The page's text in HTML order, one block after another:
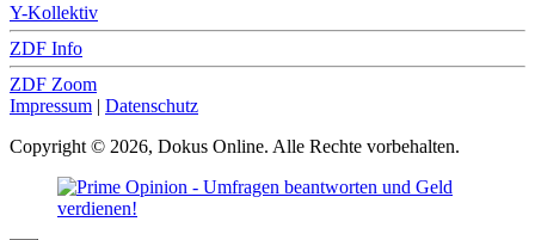
Y-Kollektiv
ZDF Info
ZDF Zoom
Impressum | Datenschutz
Copyright © 2026, Dokus Online. Alle Rechte vorbehalten.